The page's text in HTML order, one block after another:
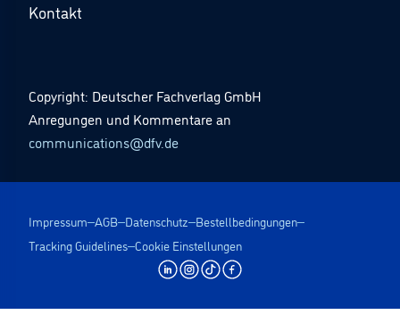
Kontakt
Copyright: Deutscher Fachverlag GmbH
Anregungen und Kommentare an
communications@dfv.de
Impressum AGB Datenschutz Bestellbedingungen
Tracking Guidelines Cookie Einstellungen